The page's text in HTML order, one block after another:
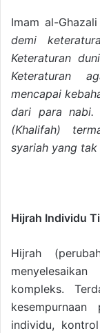
Imam al-
demi
Keteraturan
Keteraturan
mencapai
dari para nabi.
(Khalifah)
syariah yang
Hijrah Individu
Hijrah
kompleks.
individu,